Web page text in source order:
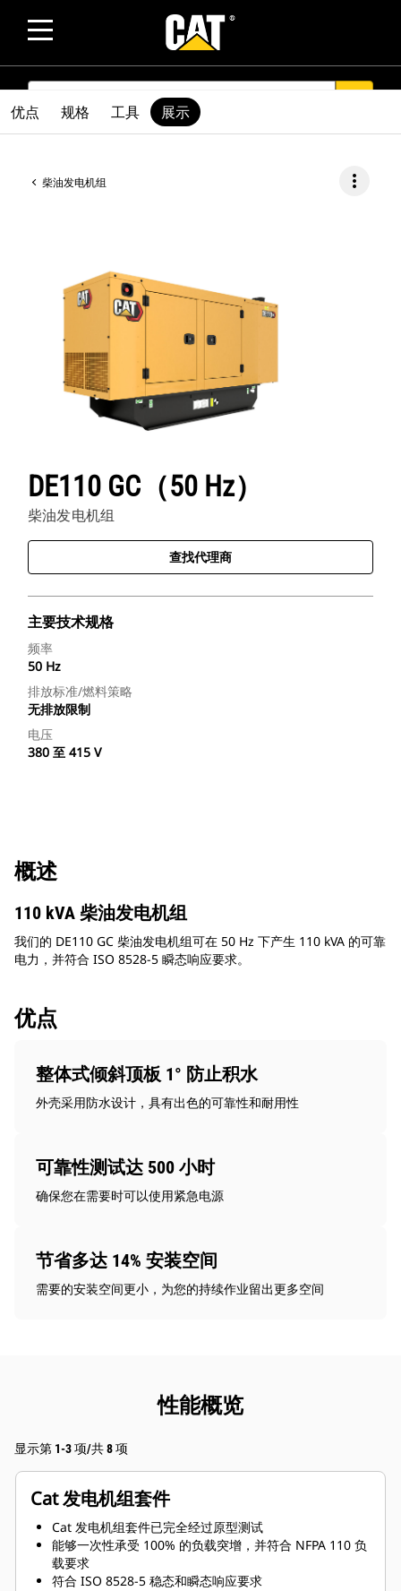
SEARCH
柴油发电机组 more_vert
DE110 GC（50 Hz）
柴油发电机组
查找代理商
主要技术规格
频率
50 Hz
排放标准/燃料策略
无排放限制
电压
380 至 415 V
优点 规格 工具 展示
概述
110 kVA 柴油发电机组
我们的 DE110 GC 柴油发电机组可在 50 Hz 下产生 110 kVA 的可靠
电力，并符合 ISO 8528-5 瞬态响应要求。
优点
整体式倾斜顶板 1° 防止积水
外壳采用防水设计，具有出色的可靠性和耐用性
可靠性测试达 500 小时
确保您在需要时可以使用紧急电源
节省多达 14% 安装空间
需要的安装空间更小，为您的持续作业留出更多空间
性能概览
显示第 1-3 项/共 8 项
Cat 发电机组套件
Cat 发电机组套件已完全经过原型测试
能够一次性承受 100% 的负载突增，并符合 NFPA 110 负
载要求
符合 ISO 8528-5 稳态和瞬态响应要求